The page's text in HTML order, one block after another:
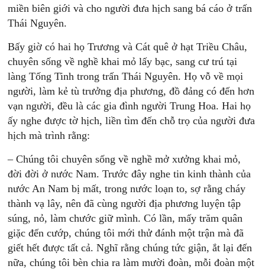
miền biên giới và cho người đưa hịch sang bá cáo ở trấn
Thái Nguyên.
Bấy giờ có hai họ Trương và Cát quê ở hạt Triều Châu,
chuyên sống về nghề khai mỏ lấy bạc, sang cư trú tại
làng Tống Tinh trong trấn Thái Nguyên. Họ vỗ về mọi
người, làm kẻ tù trưởng địa phương, đồ đảng có đến hơn
vạn người, đều là các gia đình người Trung Hoa. Hai họ
ấy nghe được tờ hịch, liền tìm đến chỗ trọ của người đưa
hịch mà trình rằng:
– Chúng tôi chuyên sống về nghề mở xưởng khai mỏ,
đời đời ở nước Nam. Trước đây nghe tin kinh thành của
nước An Nam bị mất, trong nước loạn to, sợ rằng cháy
thành vạ lây, nên đã cùng người địa phương luyện tập
súng, nỏ, làm chước giữ mình. Có lần, mấy trăm quân
giặc đến cướp, chúng tôi mới thử đánh một trận mà đã
giết hết được tất cả. Nghĩ rằng chúng tức giận, ắt lại đến
nữa, chúng tôi bèn chia ra làm mười đoàn, mỗi đoàn một